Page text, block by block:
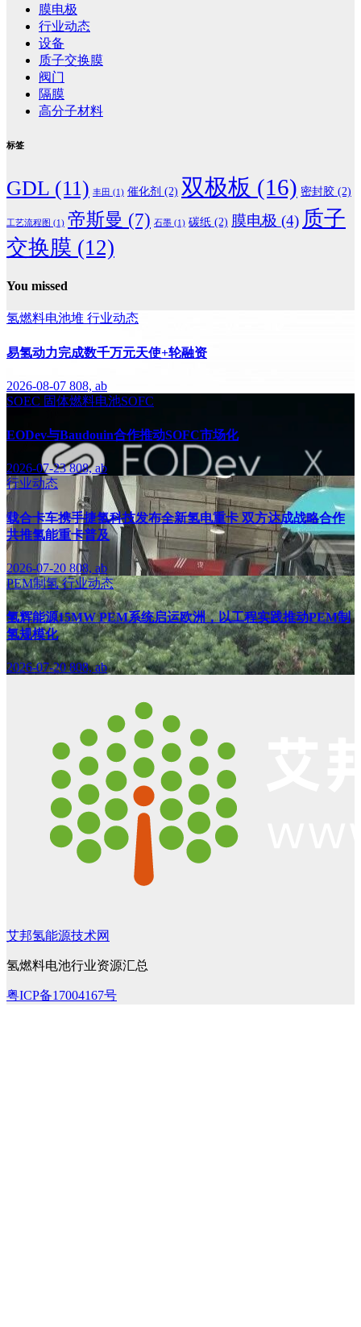
膜电极
行业动态
设备
质子交换膜
阀门
隔膜
高分子材料
标签
GDL (11) 丰田 (1) 催化剂 (2) 双极板 (16) 密封胶 (2)
工艺流程图 (1) 帝斯曼 (7) 石墨 (1) 碳纸 (2) 膜电极 (4) 质子
交换膜 (12)
You missed
氢燃料电池堆 行业动态
易氢动力完成数千万元天使+轮融资
2026-08-07 808, ab
SOEC 固体燃料电池SOFC
EODev与Baudouin合作推动SOFC市场化
2026-07-23808, ab
行业动态
载合卡车携手捷氢科技发布全新氢电重卡 双方达成战略合作
共推氢能重卡普及
2026-07-20 808, ab
PEM制氢行业动态
氢辉能源15MW PEM系统启运欧洲，以工程实践推动PEM制
氢规模化
2026-07-20808, ab
艾邦氢能源技术网
氢燃料电池行业资源汇总
粤ICP备17004167号